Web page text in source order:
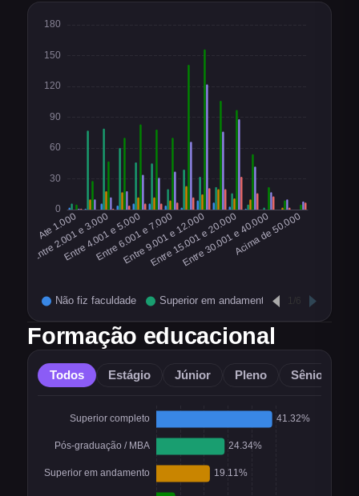
Formação educacional
Todos Estágio Júnior Pleno Sênior